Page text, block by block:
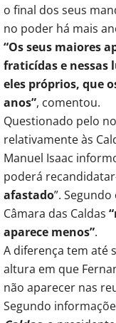
o final dos seus
no poder há mais
“Os seus maiores
fraticídas e nessas
eles próprios, que
anos”, comentou.
Questionado pelo
relativamente às
Manuel Isaac
poderá
afastado”.
Câmara das Caldas
aparece menos”.
A diferença tem até
altura em que
não aparecer nas
Segundo